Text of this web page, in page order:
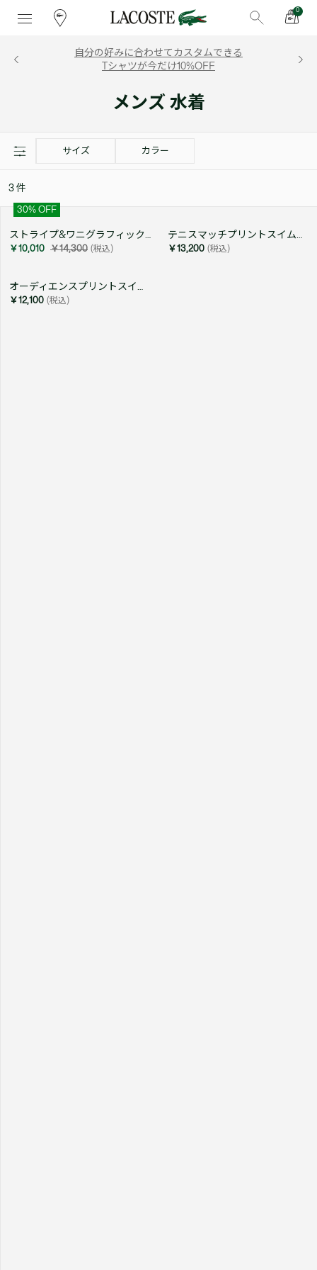
0
自分の好みに合わせてカスタムできる
Tシャツが今だけ10%OFF
メンズ 水着
サイズ カラー
3 件
30% OFF
￥10,010 ￥14,300 (税込) ￥13,200 (税込)
￥12,100 (税込)